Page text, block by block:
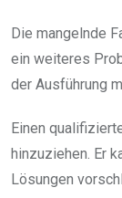
Die mangelnde
ein weiteres
der Ausführung
Einen
hinzuziehen. Er
Lösungen